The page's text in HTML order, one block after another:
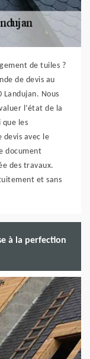
de tuiles ?
de devis au
Landujan. Nous
l’état de la
les
devis avec le
document
des travaux.
et sans
à la perfection